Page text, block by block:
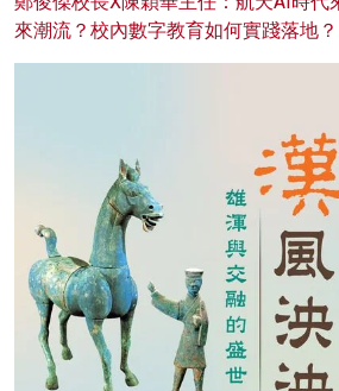
來潮流？校內數字教育如何實踐落地？